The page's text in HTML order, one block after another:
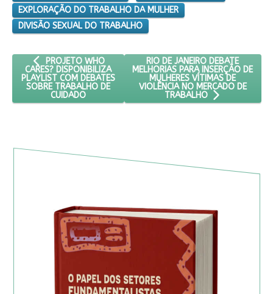
EXPLORAÇÃO DO TRABALHO DA MULHER
DIVISÃO SEXUAL DO TRABALHO
ARTIGO ANTERIOR: PROJETO WHO CARES? DISPONIBILIZA
PROJETO WHO
CARES? DISPONIBILIZA
PLAYLIST COM DEBATES
SOBRE TRABALHO DE
CUIDADO
PRÓXIMO ARTIGO: RIO DE
RIO DE JANEIRO DEBATE
MELHORIAS PARA INSERÇÃO DE
MULHERES VÍTIMAS DE
VIOLÊNCIA NO MERCADO DE
TRABALHO